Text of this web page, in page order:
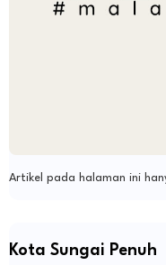
Artikel pada halaman ini
Kota Sungai Penuh